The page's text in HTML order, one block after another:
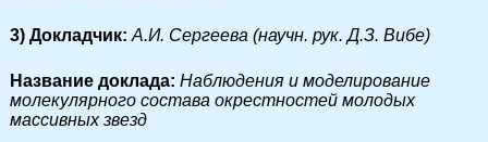
3) Докладчик: А.И. Сергеева (научн. рук. Д.З. Вибе)
Название доклада: Наблюдения и моделирование
молекулярного состава окрестностей молодых
массивных звезд